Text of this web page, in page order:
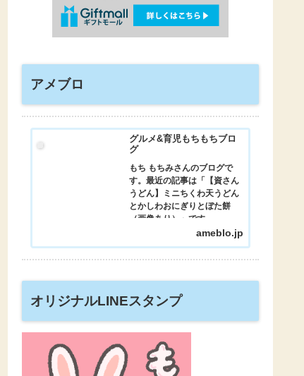
アメブロ
グルメ&育児もちもちブロ
グ
もち もちみさんのブログで
す。最近の記事は「【資さん
うどん】ミニちくわ天うどん
とかしわおにぎりとぼた餅
（画像あり）」です。
ameblo.jp
オリジナルLINEスタンプ